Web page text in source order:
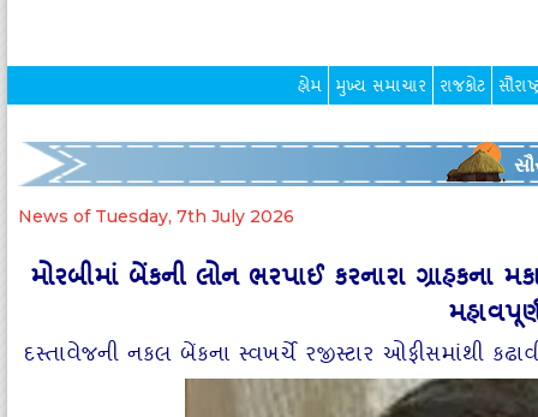
હોમ મુખ્ય સમાચાર રાજકોટ
News of Tuesday, 7th July 2026
મોરબીમાં બેંકની લોન ભરપાઈ કરનારા ગ્રાહકના
દસ્તાવેજની નકલ બેંકના સ્વખર્ચે રજીસ્ટાર ઓફીસમાંથી